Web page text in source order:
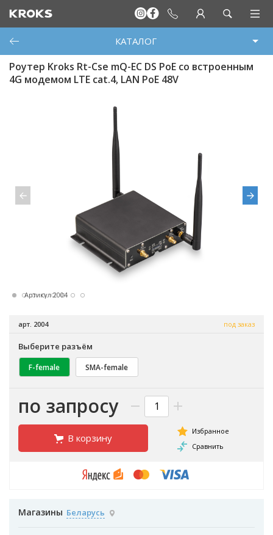
КАТАЛОГ
Роутер Kroks Rt-Cse mQ-EC DS PoE со встроенным
4G модемом LTE cat.4, LAN PoE 48V
Артикул 2004
арт. 2004 под заказ
Выберите разъём
F-female SMA-female
по запросу
В корзину
Магазины Беларусь